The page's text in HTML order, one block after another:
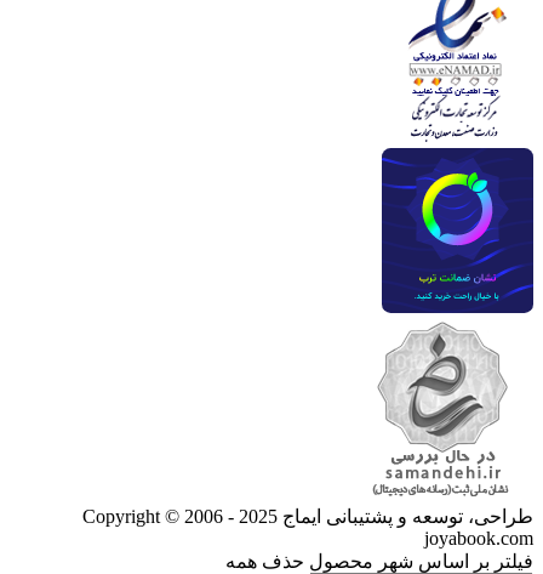
طراحی، توسعه و پشتیبانی ایماج Copyright © 2006 - 2025
joyabook.com
فیلتر بر اساس شهر محصول حذف همه